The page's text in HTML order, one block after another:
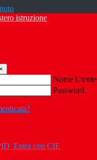
×
Nome Utente
Password
Entra con CIE